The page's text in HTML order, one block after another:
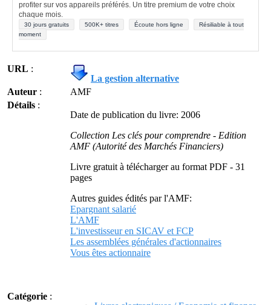
profiter sur vos appareils préférés. Un titre premium de votre choix
chaque mois.
30 jours gratuits 500K+ titres Écoute hors ligne
Résiliable à tout
moment
URL :
La gestion alternative
Auteur :
AMF
Détails :
Date de publication du livre: 2006
Collection Les clés pour comprendre - Edition
AMF (Autorité des Marchés Financiers)
Livre gratuit à télécharger au format PDF - 31
pages
Autres guides édités par l'AMF:
Epargnant salarié
L'AMF
L'investisseur en SICAV et FCP
Les assemblées générales d'actionnaires
Vous êtes actionnaire
Catégorie :